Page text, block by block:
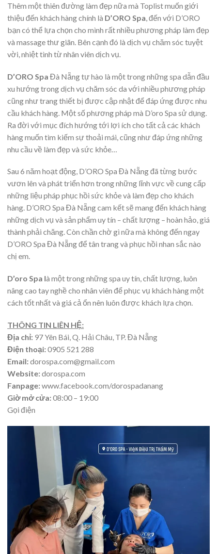
Thêm một thiên đường làm đẹp nữa mà Toplist muốn giới
thiệu đến khách hàng chính là D’ORO Spa , đến với D’ORO
bạn có thể lựa chọn cho mình rất nhiều phương pháp làm đẹp
và massage thư giãn. Bên cạnh đó là dịch vụ chăm sóc tuyệt
vời, nhiệt tình từ nhân viên dịch vụ.
D’ORO Spa Đà Nẵng tự hào là một trong những spa dẫn đầu
xu hướng trong dịch vụ chăm sóc da với nhiều phương pháp
cũng như trang thiết bị được cập nhật để đáp ứng được nhu
cầu khách hàng. Một số phương pháp mà D’oro Spa sử dụng.
Ra đời với mục đích hướng tới lợi ích cho tất cả các khách
hàng muốn tìm kiếm sự thoải mái, cũng như đáp ứng những
nhu cầu về làm đẹp và sức khỏe…
Sau 6 năm hoạt động, D’ORO Spa Đà Nẵng đã từng bước
vươn lên và phát triển hơn trong những lĩnh vực về cung cấp
những liệu pháp phục hồi sức khỏe và làm đẹp cho khách
hàng. D’ORO Spa Đà Nẵng cam kết sẽ mang đến khách hàng
những dịch vụ và sản phẩm uy tín – chất lượng – hoàn hảo, giá
thành phải chăng. Còn chần chờ gì nữa mà không đến ngay
D’ORO Spa Đà Nẵng để tân trang và phục hồi nhan sắc nào
chị em.
D’oro Spa là một trong những spa uy tín, chất lượng, luôn
nâng cao tay nghề cho nhân viên để phục vụ khách hàng một
cách tốt nhất và giá cả ổn nên luôn được khách lựa chọn.
THÔNG TIN LIÊN HỆ:
Địa chỉ: 97 Yên Bái, Q. Hải Châu, TP. Đà Nẵng
Điện thoại:0905 521 288
Email:dorospa.com@gmail.com
Website:dorospa.com
Fanpage:www.facebook.com/dorospadanang
Giờ mở cửa:08:00 – 19:00
Gọi điện